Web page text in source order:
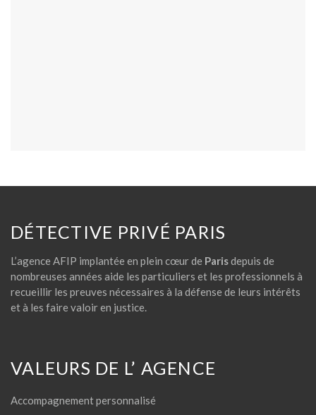
DÉTECTIVE PRIVÉ PARIS
L’agence AFIP implantée en plein cœur de Parisdepuis de
nombreuses années aide les particuliers et les professionnels à
recueillir les preuves nécessaires à la défense de leurs intérêts
et à les faire valoir en justice.
VALEURS DE L’ AGENCE
Accompagnement personnalisé